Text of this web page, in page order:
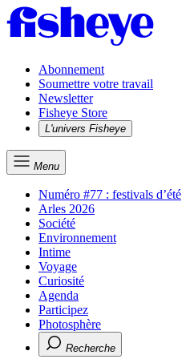
Abonnement
Soumettre votre travail
Newsletter
Fisheye Store
L'univers Fisheye
Menu
Numéro #77 : festivals d’été
Arles 2026
Société
Environnement
Intime
Voyage
Curiosité
Agenda
Participez
Photosphère
Recherche